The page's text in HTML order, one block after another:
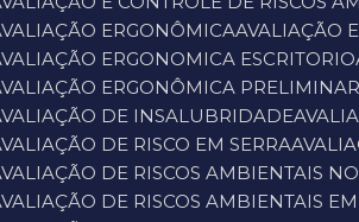
AVALIAÇÃO ERGONÔMICA
AVALIAÇÃO ERGONOMICA ESCRITORIO
AVALIAÇÃO ERGONÔMICA
AVALIAÇÃO DE INSALUBRIDADE
AVALIAÇÃO DE RISCO EM SERRA
AVALIAÇÃO DE RISCOS AMBIENTAIS
AVALIAÇÃO DE RISCOS AMBIENTAIS